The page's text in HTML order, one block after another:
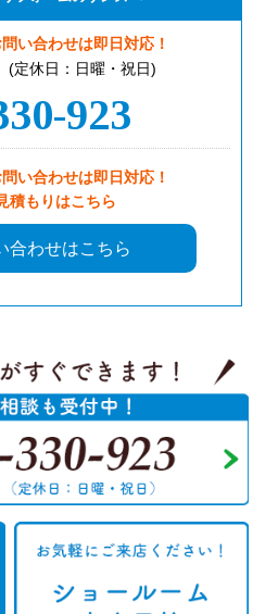
い合わせは即日対応！
定休日：日曜・祝日)
923
い合わせは即日対応！
積もりはこちら
合わせはこちら